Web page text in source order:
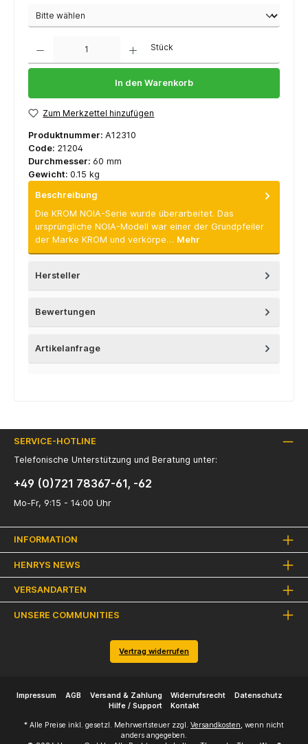
Stück
In den Warenkorb
Zum Merkzettel hinzufügen
Produktnummer: A12310
Code: 21204
Durchmesser: 60 mm
Gewicht: 0.15 kg
Beschreibung
Die KROM NOIA-Serie wurde überarbeitet. Das
ursprüngliche NOIA-Modell war einer der Grundpfeiler
der Marke KROM und verkörpe… Mehr
Hersteller
Bewertungen
Artikelanfrage
SERVICE-HOTLINE
Telefonische Unterstützung und Beratung unter:
+49 (0)721 78367-61, -62
Mo-Fr, 9:15 - 14:00 Uhr
INFORMATION
HENRYS NEWS
VERSANDARTEN
UNSERE COMMUNITIES
Vertrag widerrufen
Impressum AGB Versand & Zahlung Widerrufsrecht
Datenschutz
Hilfe / Support
Kontakt
* Alle Preise inkl. gesetzl. Mehrwertsteuer zzgl. Versandkosten, wenn nicht
anders angegeben.